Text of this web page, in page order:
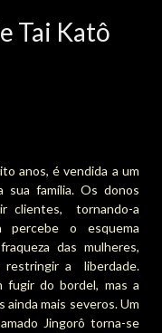
Tai Katô
anos, é vendida a um
sua família. Os donos
clientes, tornando-a
percebe o esquema
das mulheres,
restringir a liberdade.
fugir do bordel, mas a
mais severos. Um
Jingorô torna-se